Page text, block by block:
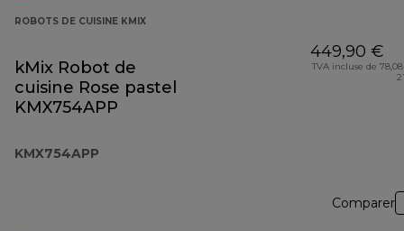
ROBOTS DE CUISINE KMIX
kMix Robot de
cuisine Rose pastel
KMX754APP
KMX754APP
449,90 €
TVA incluse de
Comparer